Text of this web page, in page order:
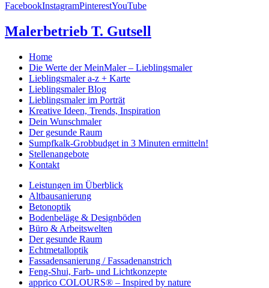
FacebookInstagramPinterestYouTube
Malerbetrieb T. Gutsell
Home
Die Werte der MeinMaler – Lieblingsmaler
Lieblingsmaler a-z + Karte
Lieblingsmaler Blog
Lieblingsmaler im Porträt
Kreative Ideen, Trends, Inspiration
Dein Wunschmaler
Der gesunde Raum
Sumpfkalk-Grobbudget in 3 Minuten ermitteln!
Stellenangebote
Kontakt
Leistungen im Überblick
Altbausanierung
Betonoptik
Bodenbeläge & Designböden
Büro & Arbeitswelten
Der gesunde Raum
Echtmetalloptik
Fassadensanierung / Fassadenanstrich
Feng-Shui, Farb- und Lichtkonzepte
apprico COLOURS® – Inspired by nature